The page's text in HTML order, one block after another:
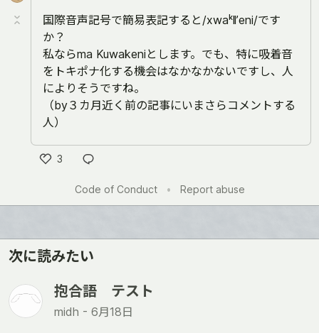
国際音声記号で簡易表記すると/xwaᵏǁʼeni/です
か？
私ならma Kuwakeniとします。でも、特に吸着音
をトキポナ化する機会はなかなかないですし、人
によりそうですね。
（by３カ月近く前の記事にいまさらコメントする
人）
3
ね
Code of Conduct • Report abuse
次に読みたい
抱合語 テスト
midh - 6月18日